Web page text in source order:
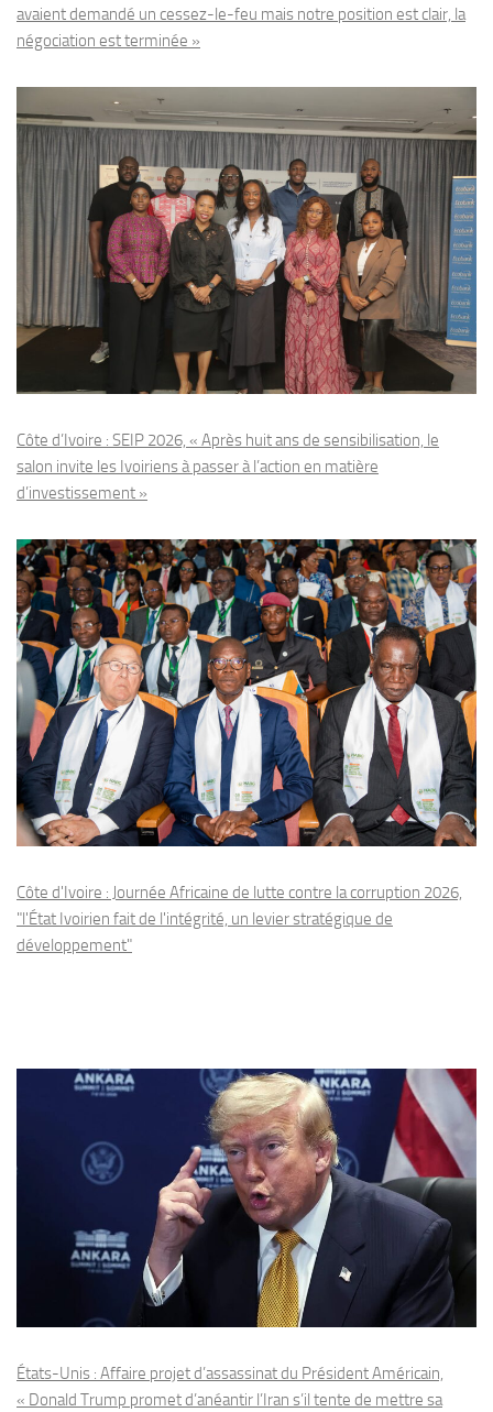
avaient demandé un cessez-le-feu mais notre position est clair, la
négociation est terminée »
Côte d’Ivoire : SEIP 2026, « Après huit ans de sensibilisation, le
salon invite les Ivoiriens à passer à l’action en matière
d’investissement »
Côte d'Ivoire : Journée Africaine de lutte contre la corruption 2026,
"l'État Ivoirien fait de l'intégrité, un levier stratégique de
développement"
États-Unis : Affaire projet d’assassinat du Président Américain,
« Donald Trump promet d’anéantir l’Iran s’il tente de mettre sa